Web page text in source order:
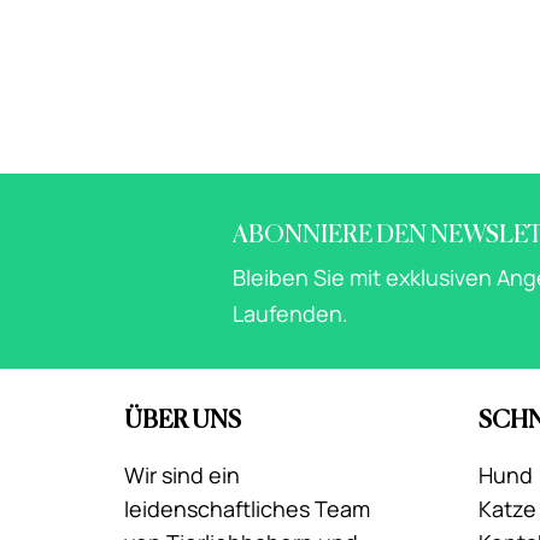
ABONNIERE DEN
Bleiben Sie mit exklusiven
Laufenden.
ÜBER UNS
Wir sind ein
leidenschaftliches Team
Hund
Katze